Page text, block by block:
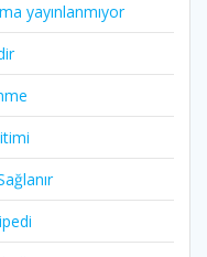
yayınlanmıyor